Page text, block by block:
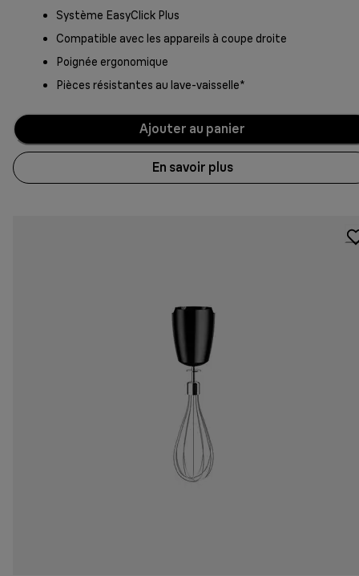
Système EasyClick Plus
Compatible avec les appareils à coupe droite
Poignée ergonomique
Pièces résistantes au lave-vaisselle*
Ajouter au panier
En savoir plus